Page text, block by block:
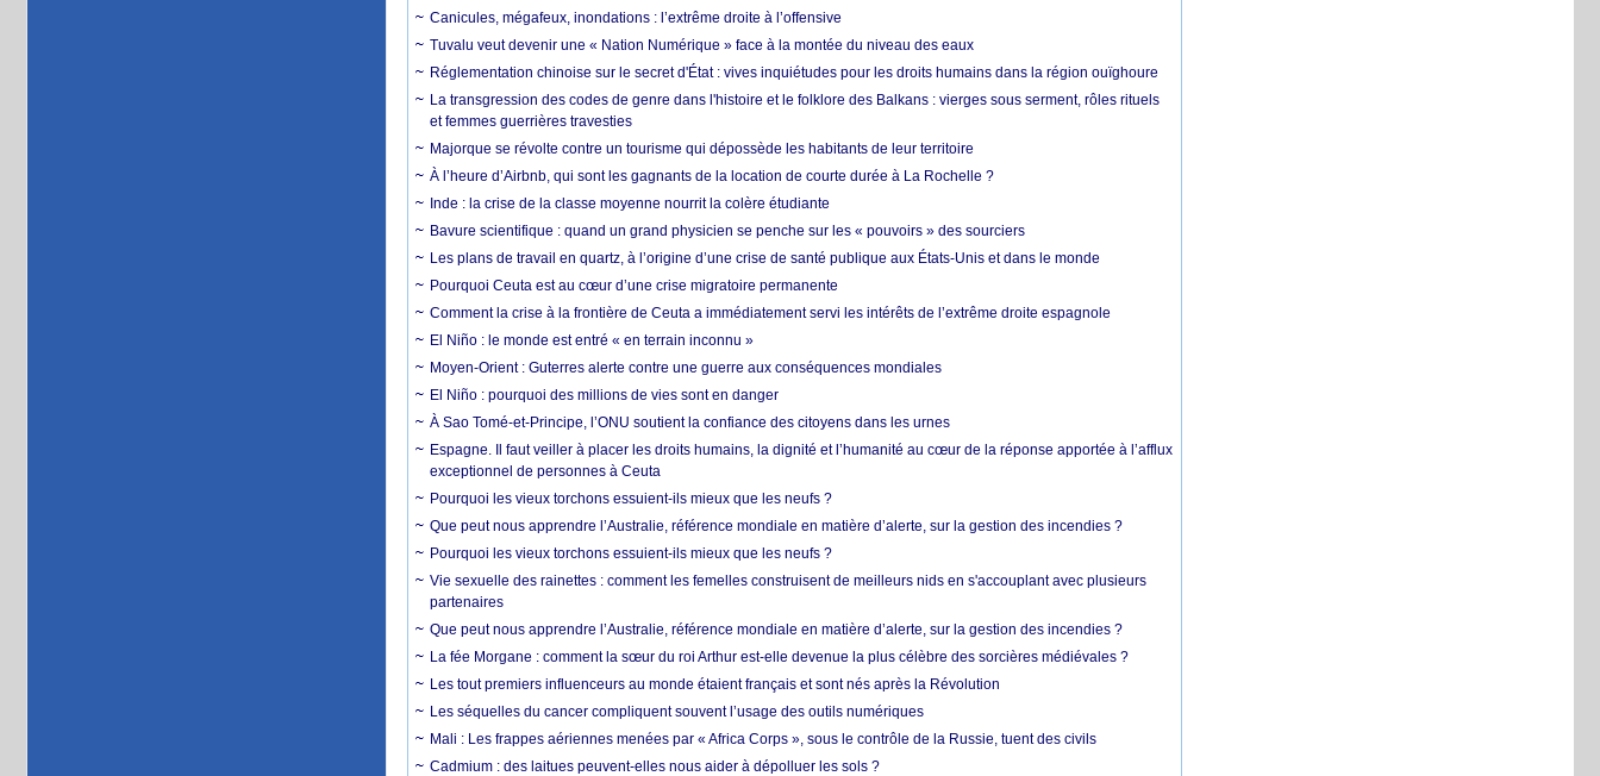
Canicules, mégafeux, inondations : l’extrême droite à l’offensive
Tuvalu veut devenir une « Nation Numérique » face à la montée du niveau des eaux
Réglementation chinoise sur le secret d'État : vives inquiétudes pour les droits humains dans la région ouïghoure
La transgression des codes de genre dans l'histoire et le folklore des Balkans : vierges sous serment, rôles rituels
et femmes guerrières travesties
Majorque se révolte contre un tourisme qui dépossède les habitants de leur territoire
À l’heure d’Airbnb, qui sont les gagnants de la location de courte durée à La Rochelle ?
Inde : la crise de la classe moyenne nourrit la colère étudiante
Bavure scientifique : quand un grand physicien se penche sur les « pouvoirs » des sourciers
Les plans de travail en quartz, à l’origine d’une crise de santé publique aux États-Unis et dans le monde
Pourquoi Ceuta est au cœur d’une crise migratoire permanente
Comment la crise à la frontière de Ceuta a immédiatement servi les intérêts de l’extrême droite espagnole
El Niño : le monde est entré « en terrain inconnu »
Moyen-Orient : Guterres alerte contre une guerre aux conséquences mondiales
El Niño : pourquoi des millions de vies sont en danger
À Sao Tomé-et-Principe, l’ONU soutient la confiance des citoyens dans les urnes
Espagne. Il faut veiller à placer les droits humains, la dignité et l’humanité au cœur de la réponse apportée à l’afflux
exceptionnel de personnes à Ceuta
Pourquoi les vieux torchons essuient-ils mieux que les neufs ?
Que peut nous apprendre l’Australie, référence mondiale en matière d’alerte, sur la gestion des incendies ?
Pourquoi les vieux torchons essuient-ils mieux que les neufs ?
Vie sexuelle des rainettes : comment les femelles construisent de meilleurs nids en s'accouplant avec plusieurs
partenaires
Que peut nous apprendre l’Australie, référence mondiale en matière d’alerte, sur la gestion des incendies ?
La fée Morgane : comment la sœur du roi Arthur est-elle devenue la plus célèbre des sorcières médiévales ?
Les tout premiers influenceurs au monde étaient français et sont nés après la Révolution
Les séquelles du cancer compliquent souvent l’usage des outils numériques
Mali : Les frappes aériennes menées par « Africa Corps », sous le contrôle de la Russie, tuent des civils
Cadmium : des laitues peuvent-elles nous aider à dépolluer les sols ?